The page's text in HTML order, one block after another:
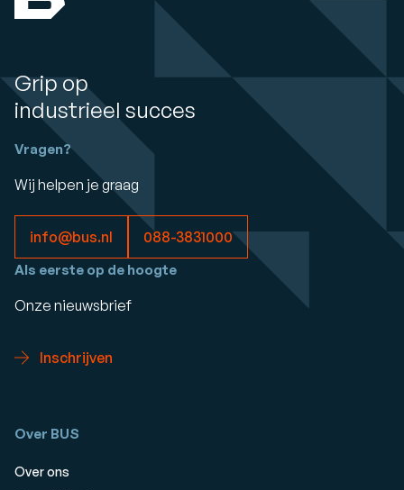
Grip op
industrieel succes
Vragen?
Wij helpen je graag
info@bus.nl 088-3831000
Als eerste op de hoogte
Onze nieuwsbrief
Inschrijven
Over BUS
Over ons